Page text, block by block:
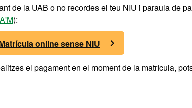
de la UAB o no recordes el teu NIU i paraula de
):
online sense NIU
el pagament en el moment de la matrícula,